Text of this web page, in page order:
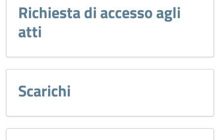
Richiesta di accesso agli
atti
Scarichi